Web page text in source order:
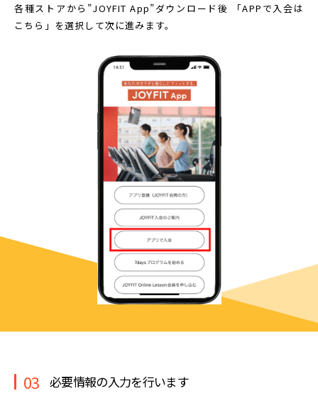
各種ストアから”JOYFIT App”ダウンロード後
「APPで入会は
こちら」を選択して次に進みます。
03 必要情報の入力を行います